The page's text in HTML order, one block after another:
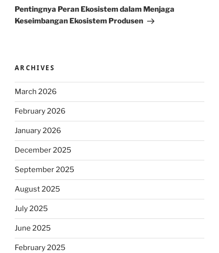
Post
Pentingnya Peran Ekosistem dalam Menjaga
Keseimbangan Ekosistem Produsen
ARCHIVES
March 2026
February 2026
January 2026
December 2025
September 2025
August 2025
July 2025
June 2025
February 2025